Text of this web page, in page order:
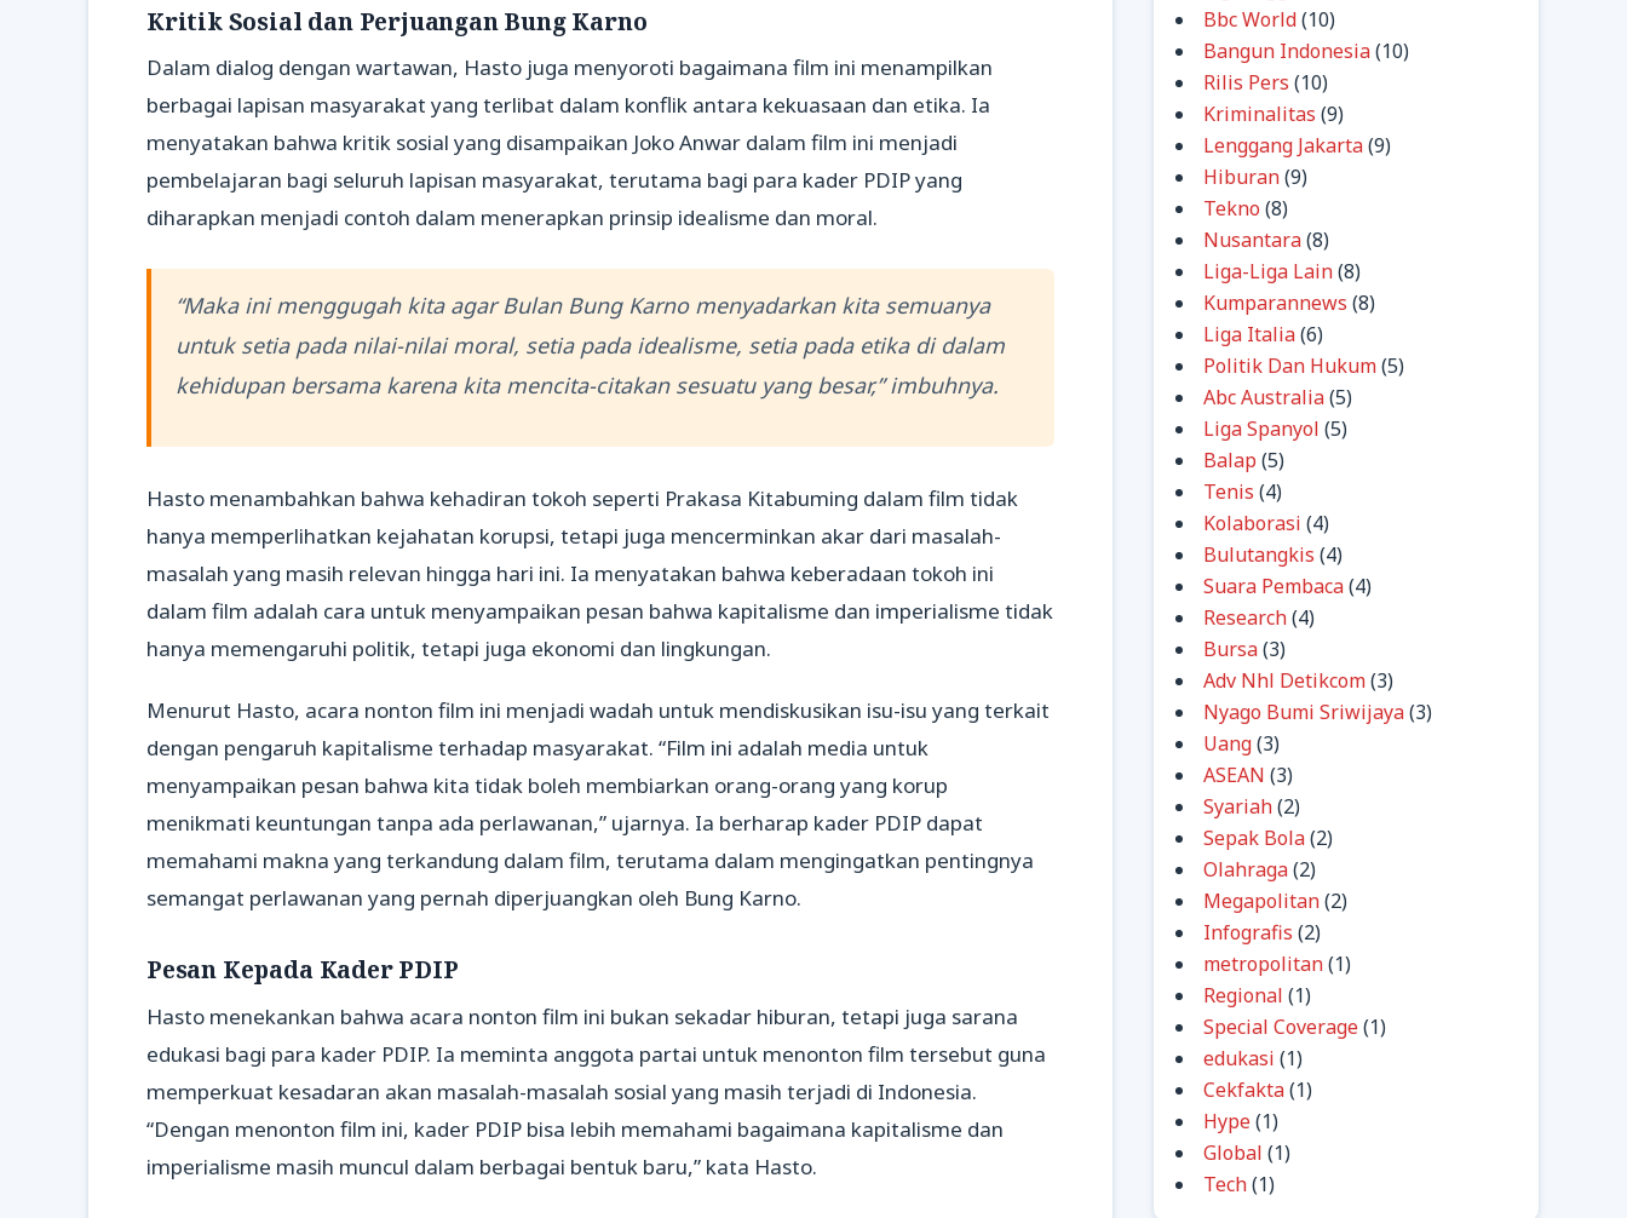
Kritik Sosial dan Perjuangan Bung Karno
Dalam dialog dengan wartawan, Hasto juga menyoroti bagaimana film ini menampilkan
berbagai lapisan masyarakat yang terlibat dalam konflik antara kekuasaan dan etika. Ia
menyatakan bahwa kritik sosial yang disampaikan Joko Anwar dalam film ini menjadi
pembelajaran bagi seluruh lapisan masyarakat, terutama bagi para kader PDIP yang
diharapkan menjadi contoh dalam menerapkan prinsip idealisme dan moral.
“Maka ini menggugah kita agar Bulan Bung Karno menyadarkan kita semuanya
untuk setia pada nilai-nilai moral, setia pada idealisme, setia pada etika di dalam
kehidupan bersama karena kita mencita-citakan sesuatu yang besar,” imbuhnya.
Hasto menambahkan bahwa kehadiran tokoh seperti Prakasa Kitabuming dalam film tidak
hanya memperlihatkan kejahatan korupsi, tetapi juga mencerminkan akar dari masalah-
masalah yang masih relevan hingga hari ini. Ia menyatakan bahwa keberadaan tokoh ini
dalam film adalah cara untuk menyampaikan pesan bahwa kapitalisme dan imperialisme tidak
hanya memengaruhi politik, tetapi juga ekonomi dan lingkungan.
Menurut Hasto, acara nonton film ini menjadi wadah untuk mendiskusikan isu-isu yang terkait
dengan pengaruh kapitalisme terhadap masyarakat. “Film ini adalah media untuk
menyampaikan pesan bahwa kita tidak boleh membiarkan orang-orang yang korup
menikmati keuntungan tanpa ada perlawanan,” ujarnya. Ia berharap kader PDIP dapat
memahami makna yang terkandung dalam film, terutama dalam mengingatkan pentingnya
semangat perlawanan yang pernah diperjuangkan oleh Bung Karno.
Pesan Kepada Kader PDIP
Hasto menekankan bahwa acara nonton film ini bukan sekadar hiburan, tetapi juga sarana
edukasi bagi para kader PDIP. Ia meminta anggota partai untuk menonton film tersebut guna
memperkuat kesadaran akan masalah-masalah sosial yang masih terjadi di Indonesia.
“Dengan menonton film ini, kader PDIP bisa lebih memahami bagaimana kapitalisme dan
imperialisme masih muncul dalam berbagai bentuk baru,” kata Hasto.
Bbc World(10)
Bangun Indonesia(10)
Rilis Pers (10)
Kriminalitas (9)
Lenggang Jakarta(9)
Hiburan(9)
Tekno (8)
Nusantara(8)
Liga-Liga Lain(8)
Kumparannews (8)
Liga Italia(6)
Politik Dan Hukum(5)
Abc Australia(5)
Liga Spanyol (5)
Balap (5)
Tenis (4)
Kolaborasi (4)
Bulutangkis (4)
Suara Pembaca(4)
Research(4)
Bursa(3)
Adv Nhl Detikcom(3)
Nyago Bumi Sriwijaya(3)
Uang(3)
ASEAN (3)
Syariah(2)
Sepak Bola(2)
Olahraga(2)
Megapolitan(2)
Infografis (2)
metropolitan(1)
Regional (1)
Special Coverage(1)
edukasi (1)
Cekfakta(1)
Hype(1)
Global (1)
Tech(1)